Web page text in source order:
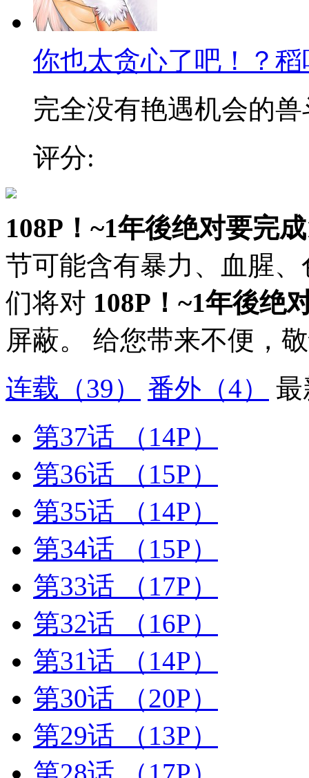
你也太贪心了吧！？
完全没有艳遇机会的兽
评分:
108P！~1年後绝对要完
节可能含有暴力、血腥
们将对 108P！~1年後绝
屏蔽。 给您带来不便，
连载 （39） 番外 （4）
最
第37话
（14P）
第36话
（15P）
第35话
（14P）
第34话
（15P）
第33话
（17P）
第32话
（16P）
第31话
（14P）
第30话
（20P）
第29话
（13P）